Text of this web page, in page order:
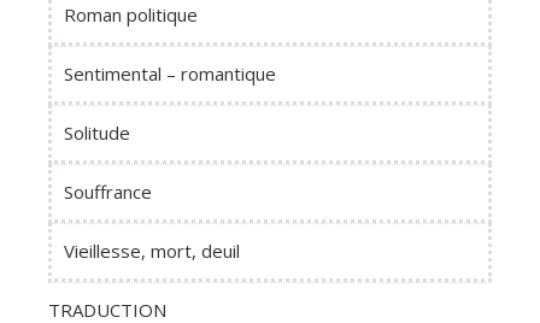
Roman politique
Sentimental – romantique
Solitude
Souffrance
Vieillesse, mort, deuil
TRADUCTION